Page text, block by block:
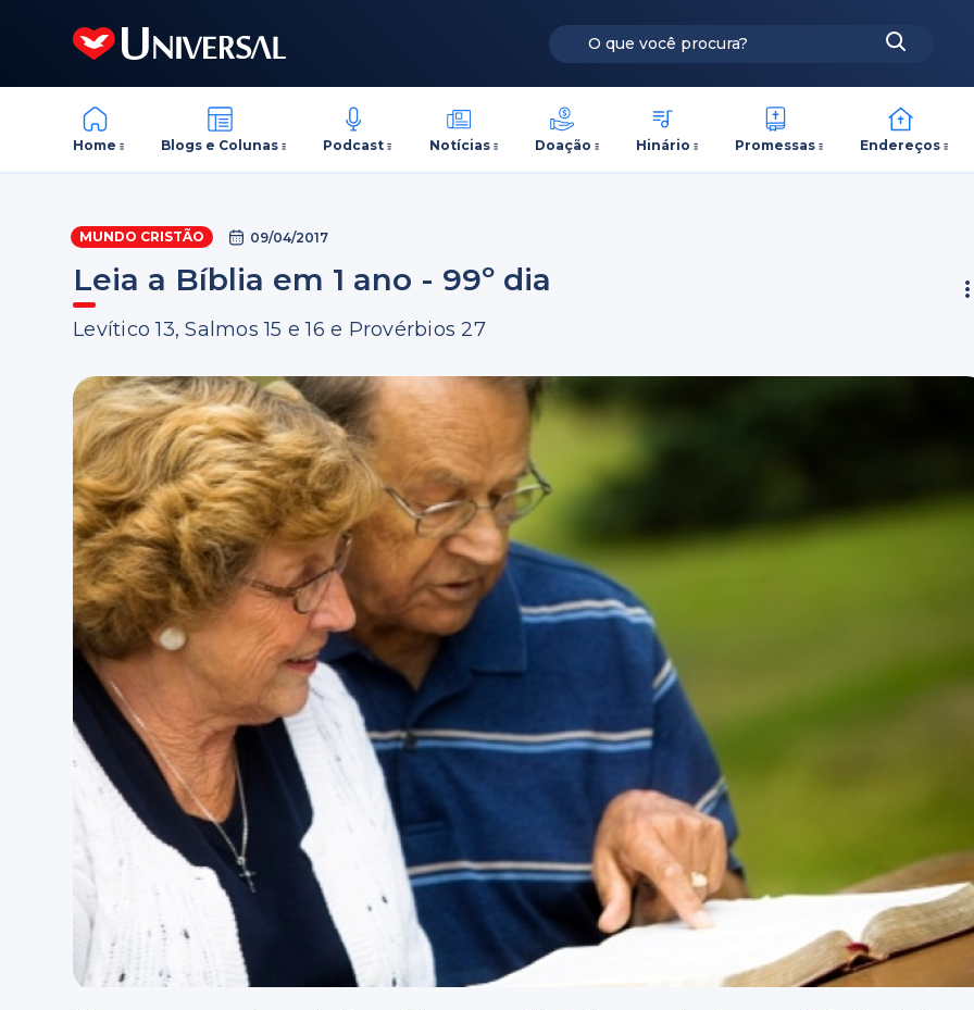
Home Blogs e Colunas Podcast Notícias Doação Hinário Promessas Endereços
MUNDO CRISTÃO 09/04/2017
Leia a Bíblia em 1 ano - 99º dia
Levítico 13, Salmos 15 e 16 e Provérbios 27